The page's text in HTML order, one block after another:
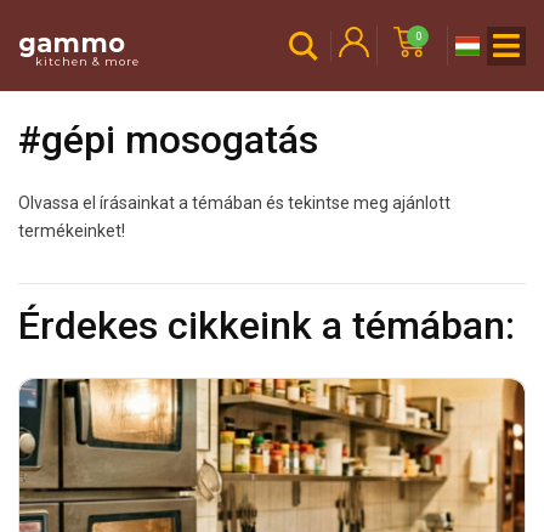
gammo
kitchen & more
0
#gépi mosogatás
Olvassa el írásainkat a témában és tekintse meg ajánlott
termékeinket!
Érdekes cikkeink a témában: